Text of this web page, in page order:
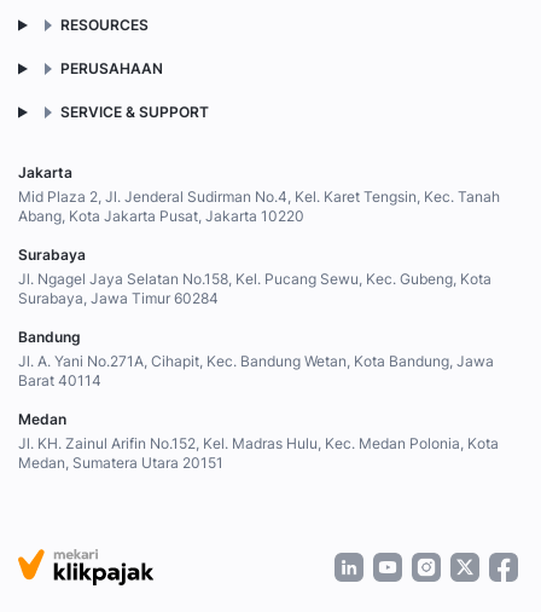
RESOURCES
PERUSAHAAN
SERVICE & SUPPORT
Jakarta
Mid Plaza 2, Jl. Jenderal Sudirman No.4, Kel. Karet Tengsin, Kec. Tanah
Abang, Kota Jakarta Pusat, Jakarta 10220
Surabaya
Jl. Ngagel Jaya Selatan No.158, Kel. Pucang Sewu, Kec. Gubeng, Kota
Surabaya, Jawa Timur 60284
Bandung
Jl. A. Yani No.271A, Cihapit, Kec. Bandung Wetan, Kota Bandung, Jawa
Barat 40114
Medan
Jl. KH. Zainul Arifin No.152, Kel. Madras Hulu, Kec. Medan Polonia, Kota
Medan, Sumatera Utara 20151